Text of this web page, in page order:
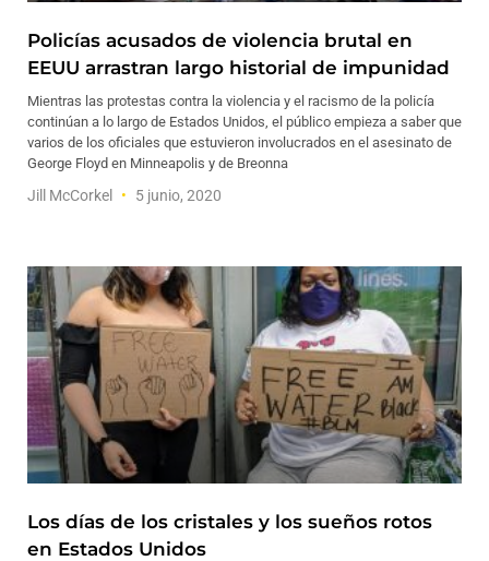
Policías acusados de violencia brutal en
EEUU arrastran largo historial de impunidad
Mientras las protestas contra la violencia y el racismo de la policía
continúan a lo largo de Estados Unidos, el público empieza a saber que
varios de los oficiales que estuvieron involucrados en el asesinato de
George Floyd en Minneapolis y de Breonna
Jill McCorkel 5 junio, 2020
Los días de los cristales y los sueños rotos
en Estados Unidos